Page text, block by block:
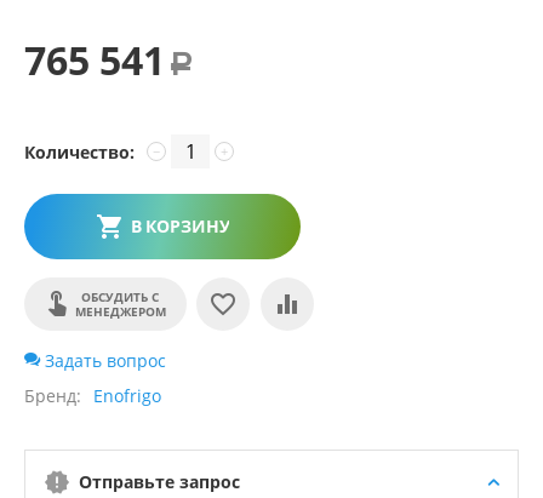
765 541 Р
Количество: +
−
В КОРЗИНУ
ОБСУДИТЬ С
МЕНЕДЖЕРОМ
Задать вопрос
Бренд
Enofrigo
Отправьте запрос